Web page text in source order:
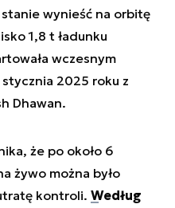
wynieść na orbitę
1,8 t ładunku
wczesnym
2025 roku z
Dhawan.
że po około 6
żywo można było
kontroli. Według